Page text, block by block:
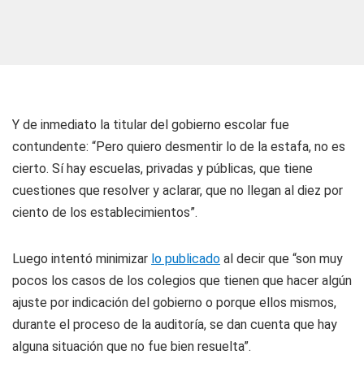
Y de inmediato la titular del gobierno escolar fue
contundente: “Pero quiero desmentir lo de la estafa, no es
cierto. Sí hay escuelas, privadas y públicas, que tiene
cuestiones que resolver y aclarar, que no llegan al diez por
ciento de los establecimientos”.
Luego intentó minimizar lo publicado al decir que “son muy
pocos los casos de los colegios que tienen que hacer algún
ajuste por indicación del gobierno o porque ellos mismos,
durante el proceso de la auditoría, se dan cuenta que hay
alguna situación que no fue bien resuelta”.